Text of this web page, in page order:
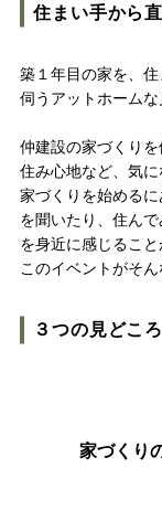
暮らしの実例集
新着情報
ブログ・家づく
住まい手から
築１年目の家を、
伺うアットホームな
仲建設の家づくり
住み心地など、気
家づくりを始める
を聞いたり、住ん
を身近に感じること
このイベントがそ
３つの見どころ
家づくり